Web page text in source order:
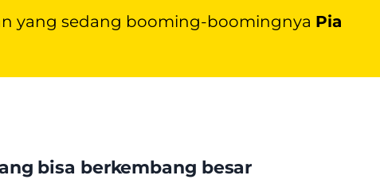
yang sedang booming-boomingnya Pia
bisa berkembang besar